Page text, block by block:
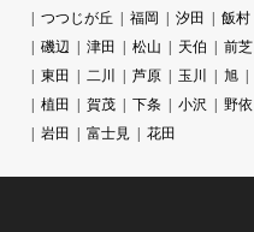
つつじが丘
福岡 汐田 飯村
磯辺
津田 松山 天伯 前芝
東田
二川 芦原 玉川 旭
植田
賀茂 下条 小沢 野依
岩田
富士見 花田